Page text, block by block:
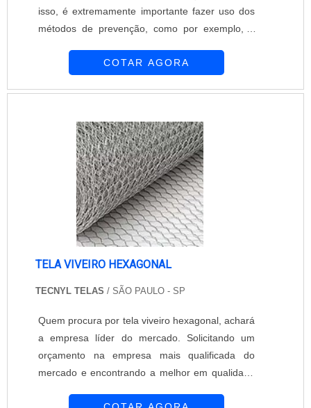
isso, é extremamente importante fazer uso dos
métodos de prevenção, como por exemplo, a
como uma barreira, impedindo que o mosquito
insetos, além de oferecer proteção, não interfere
ambiente. Empresa que oferece tela cont....
COTAR AGORA
TELA VIVEIRO HEXAGONAL
TECNYL TELAS / SÃO PAULO - SP
Quem procura por tela viveiro hexagonal, achará
a empresa líder do mercado. Solicitando um
orçamento na empresa mais qualificada do
mercado e encontrando a melhor em qualidade